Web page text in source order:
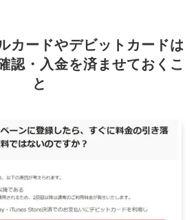
カードやデビットカードは
認・入金を済ませておくこ
と